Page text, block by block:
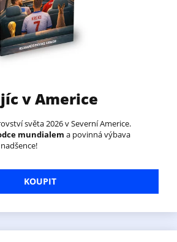
v Americe
světa 2026 v Severní Americe.
mundialem a povinná výbava
KOUPIT